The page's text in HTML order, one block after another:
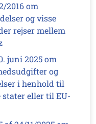
2016 om
og visse
rejser mellem
juni 2025 om
og
i henhold til
eller til EU-